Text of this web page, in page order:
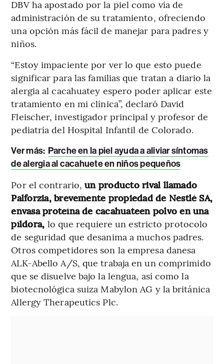
DBV ha apostado por la piel como vía de
administración de su tratamiento, ofreciendo
una opción más fácil de manejar para padres y
niños.
“Estoy impaciente por ver lo que esto puede
significar para las familias que tratan a diario la
alergia al cacahuatey espero poder aplicar este
tratamiento en mi clínica”, declaró David
Fleischer, investigador principal y profesor de
pediatría del Hospital Infantil de Colorado.
Ver más: Parche en la piel ayuda a aliviar síntomas
de alergia al cacahuete en niños pequeños
Por el contrario,un producto rival llamado
Palforzia, brevemente propiedad de Nestlé SA,
envasa proteína de cacahuateen polvo en una
píldora, lo que requiere un estricto protocolo
de seguridad que desanima a muchos padres.
Otros competidores son la empresa danesa
ALK-Abello A/S, que trabaja en un comprimido
que se disuelve bajo la lengua, así como la
biotecnológica suiza Mabylon AG y la británica
Allergy Therapeutics Plc.